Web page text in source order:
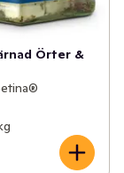
Örter &